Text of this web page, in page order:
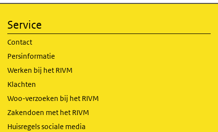
Service
Contact
Persinformatie
Werken bij het RIVM
Klachten
Woo-verzoeken bij het RIVM
Zakendoen met het RIVM
Huisregels sociale media